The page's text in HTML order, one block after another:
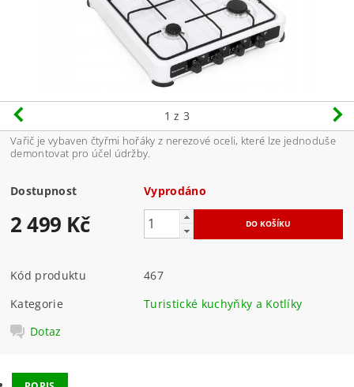
1 z 3
Vařič je vybaven čtyřmi hořáky z nerezové oceli, které lze jednoduše
demontovat pro účel údržby.
Dostupnost Vyprodáno
2 499 Kč
Kód produktu
467
Kategorie
Turistické kuchyňky a Kotlíky
Dotaz